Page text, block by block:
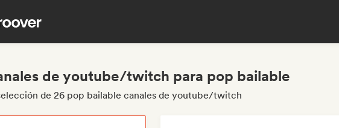
de youtube/twitch para pop bailable
de 26 pop bailable canales de youtube/twitch